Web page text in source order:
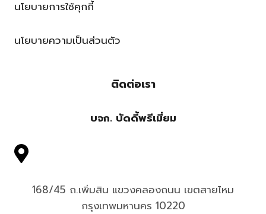
นโยบายการใช้คุกกี้
นโยบายความเป็นส่วนตัว
ติดต่อเรา
บจก. บัดดี้พรีเมี่ยม
168/45 ถ.เพิ่มสิน แขวงคลองถนน เขตสายไหม
กรุงเทพมหานคร 10220